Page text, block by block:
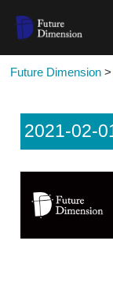
Future Dimension >
2021-02-